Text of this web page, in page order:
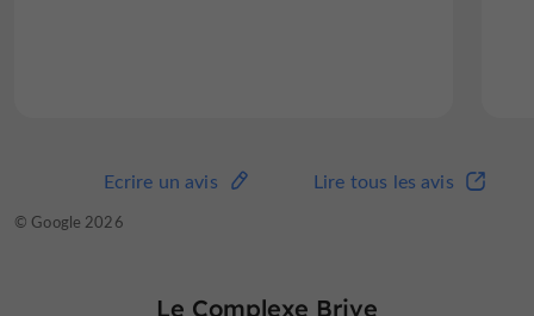
enfants dès 7 ans
Unparc de jeux intérieur pour enfants Kidooland
où se régaler d’une cuisine locale et
Lire tous les avis
Ecrire un avis
© Google 2026
Lire tous les avis
Ecrire un avis
© TripAdvisor 2026
Le Complexe Brive